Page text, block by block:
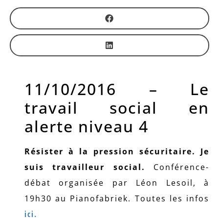
11/10/2016 – Le
travail social en
alerte niveau 4
Résister à la pression sécuritaire. Je
suis travailleur social.
Conférence-
débat organisée par Léon Lesoil, à
19h30 au Pianofabriek. Toutes les infos
ici.